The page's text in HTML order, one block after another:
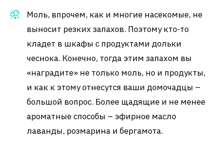
Моль, впрочем, как и многие насекомые, не
выносит резких запахов. Поэтому кто-то
кладет в шкафы с продуктами дольки
чеснока. Конечно, тогда этим запахом вы
«наградите» не только моль, но и продукты,
и как к этому отнесутся ваши домочадцы –
большой вопрос. Более щадящие и не менее
ароматные способы – эфирное масло
лаванды, розмарина и бергамота.